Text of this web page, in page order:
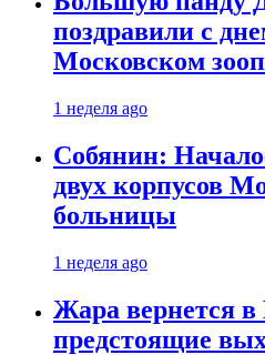
поздравили с
Московском
1 неделя ago
Собянин:
двух корпусов
больницы
1 неделя ago
Жара вернется
предстоящие